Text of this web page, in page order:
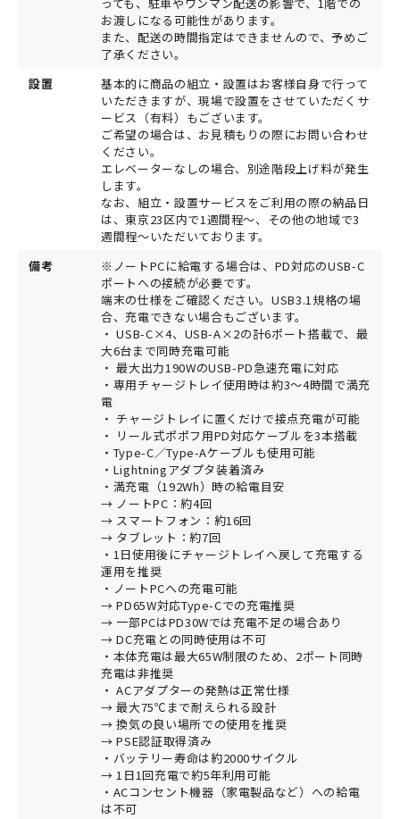
お渡しになる可能性があります。
また、配送の時間指定はできませんので、予めご
了承ください。
設置
基本的に商品の組立・設置はお客様自身で行って
いただきますが、現場で設置をさせていただくサ
ービス（有料）もございます。
ご希望の場合は、お見積もりの際にお問い合わせ
ください。
エレベーターなしの場合、別途階段上げ料が発生
します。
なお、組立・設置サービスをご利用の際の納品日
は、東京23区内で1週間程～、その他の地域で3
週間程～いただいております。
備考
※ノートPCに給電する場合は、PD対応のUSB-C
ポートへの接続が必要です。
端末の仕様をご確認ください。USB3.1規格の場
合、充電できない場合もございます。
・ USB-C×4、USB-A×2の計6ポート搭載で、最
大6台まで同時充電可能
・ 最大出力190WのUSB-PD急速充電に対応
・専用チャージトレイ使用時は約3〜4時間で満充
電
・ チャージトレイに置くだけで接点充電が可能
・ リール式ポポフ用PD対応ケーブルを3本搭載
・Type-C／Type-Aケーブルも使用可能
・Lightningアダプタ装着済み
・満充電（192Wh）時の給電目安
→ ノートPC：約4回
→ スマートフォン：約16回
→ タブレット：約7回
・1日使用後にチャージトレイへ戻して充電する
運用を推奨
・ノートPCへの充電可能
→ PD65W対応Type-Cでの充電推奨
→ 一部PCはPD30Wでは充電不足の場合あり
→ DC充電との同時使用は不可
・本体充電は最大65W制限のため、2ポート同時
充電は非推奨
・ ACアダプターの発熱は正常仕様
→ 最大75℃まで耐えられる設計
→ 換気の良い場所での使用を推奨
→ PSE認証取得済み
・バッテリー寿命は約2000サイクル
→ 1日1回充電で約5年利用可能
・ACコンセント機器（家電製品など）への給電
は不可